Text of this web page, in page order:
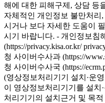
해에 대한 피해구제, 상담 등
자체적인 개인정보 불만처리
시거나 보다 자세한 도움이
시기 바랍니다. - 개인정보침
(https://privacy.kisa.or.kr/
청 사이버수사과 (https://
청 사이버수사국 (https://
(영상정보처리기기 설치·운
이 영상정보처리기기를 설치
처리기기의 설치근거 및 목